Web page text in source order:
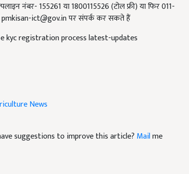
pmkisan-ict@gov.inपर संपर्क कर सकते हैं
kyc registration process latest-updates
suggestions to improve this article?